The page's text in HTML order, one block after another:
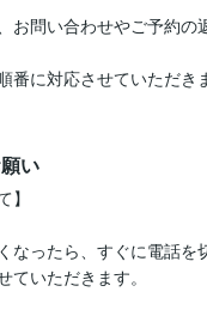
お問い合わせやご予約の
番に対応させていただき
い
】
なったら、すぐに電話を
ていただきます。